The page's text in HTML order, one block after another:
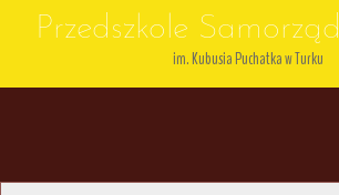
Przedszkole
im. Kubusia Puchatka w Turku